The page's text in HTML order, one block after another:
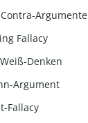
Argumente
Fallacy
Denken
Argument
Fallacy